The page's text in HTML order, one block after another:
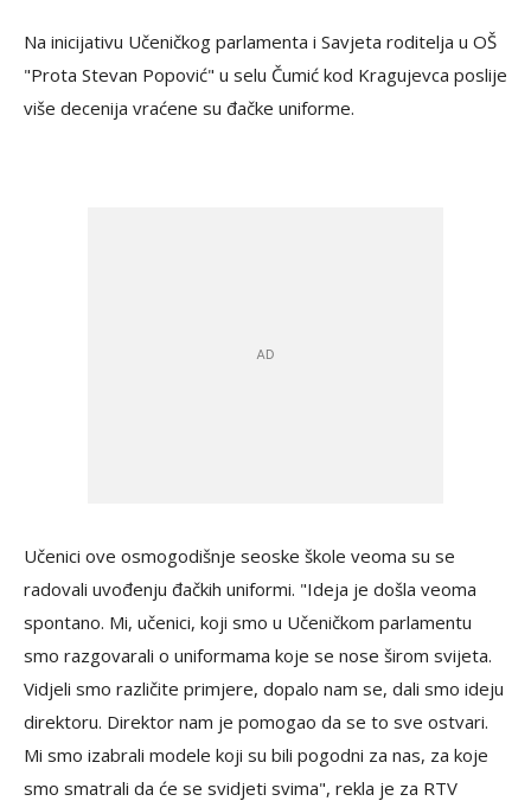
Na inicijativu Učeničkog parlamenta i Savjeta roditelja u OŠ
"Prota Stevan Popović" u selu Čumić kod Kragujevca poslije
više decenija vraćene su đačke uniforme.
Učenici ove osmogodišnje seoske škole veoma su se
radovali uvođenju đačkih uniformi. "Ideja je došla veoma
spontano. Mi, učenici, koji smo u Učeničkom parlamentu
smo razgovarali o uniformama koje se nose širom svijeta.
Vidjeli smo različite primjere, dopalo nam se, dali smo ideju
direktoru. Direktor nam je pomogao da se to sve ostvari.
Mi smo izabrali modele koji su bili pogodni za nas, za koje
smo smatrali da će se svidjeti svima", rekla je za RTV